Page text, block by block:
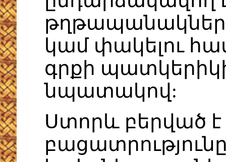
կամ փակելու
գրքի
նպատակով:
Ստորև բերված